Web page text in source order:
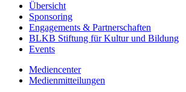
Übersicht
Sponsoring
Engagements & Partnerschaften
BLKB Stiftung für Kultur und Bildung
Events
Mediencenter
Medienmitteilungen